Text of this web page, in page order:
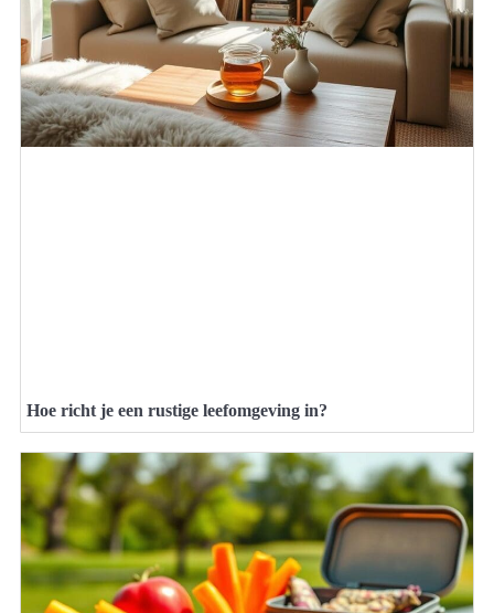
Hoe richt je een rustige leefomgeving in?